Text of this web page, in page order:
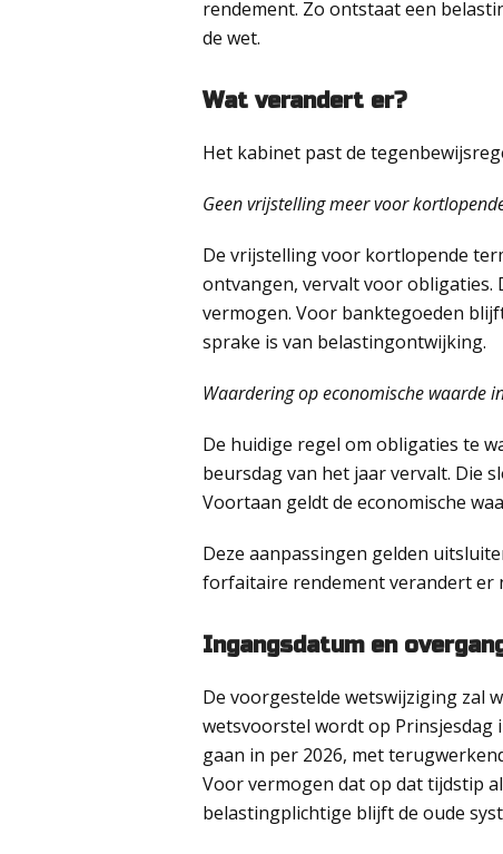
rendement. Zo ontstaat een
de wet.
Wat verandert er?
Het kabinet past de
Geen vrijstelling meer voor
De vrijstelling voor kortlopende
ontvangen, vervalt voor obligaties.
vermogen. Voor banktegoeden
sprake is van belastingontwijking.
Waardering op economische waarde
De huidige regel om obligaties te
beursdag van het jaar vervalt. Die
Voortaan geldt de economische
Deze aanpassingen gelden
forfaitaire rendement verandert er
Ingangsdatum en
De voorgestelde wetswijziging zal
wetsvoorstel wordt op Prinsjesdag
gaan in per 2026, met
Voor vermogen dat op dat tijdstip
belastingplichtige blijft de oude